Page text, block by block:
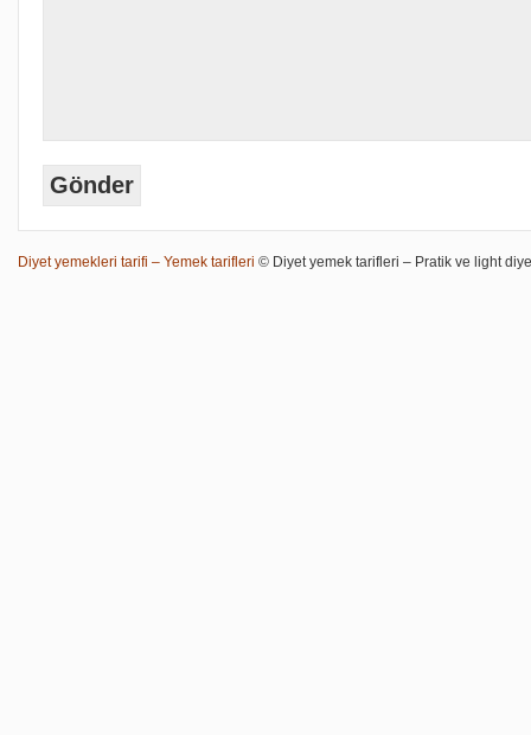
Diyet yemekleri tarifi – Yemek tarifleri © Diyet yemek tarifleri – Pratik ve light